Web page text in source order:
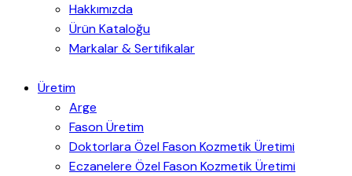
Hakkımızda
Ürün Kataloğu
Markalar & Sertifikalar
Üretim
Arge
Fason Üretim
Doktorlara Özel Fason Kozmetik Üretimi
Eczanelere Özel Fason Kozmetik Üretimi